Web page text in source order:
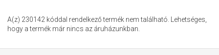
A(z) 230142 kóddal rendelkező termék nem található. Lehetséges,
hogy a termék már nincs az áruházunkban.